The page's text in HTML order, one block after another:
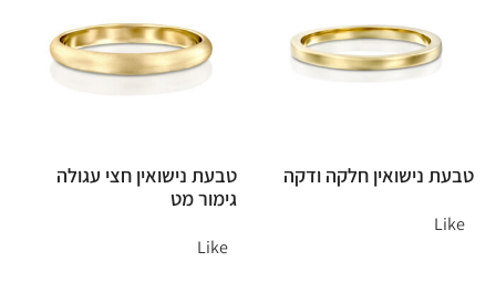
טבעת נישואין חלקה ודקה
Like
טבעת נישואין חצי עגולה
גימור מט
Like